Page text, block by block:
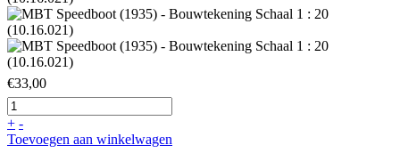
€33,00
+ -
Toevoegen aan winkelwagen